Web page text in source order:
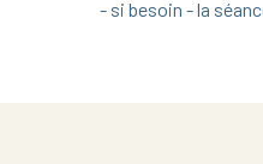
- si besoin - la